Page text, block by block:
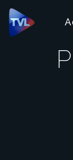
Panneau de